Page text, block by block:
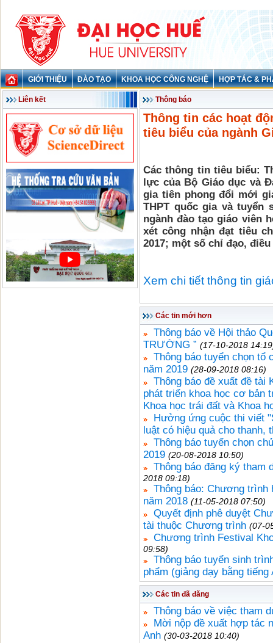
GIỚI THIỆU ĐÀO TẠO KHOA HỌC CÔNG NGHỆ HỢP TÁC &
Liên kết Thông báo
Thông tin các hoạt
tiêu biểu của ngành
Các thông tin tiêu biểu:
lực của Bộ Giáo dục và
gia tiên phong đổi mới
THPT quốc gia và tuyển
ngành đào tạo giáo viên
xét công nhận đạt tiêu
2017; một số chỉ đạo,
Xem chi tiết thông tin
Các tin mới hơn
Thông báo về Hội thảo
TRƯỜNG ” (17-10-2018
Thông báo tuyển chọn tổ
năm 2019 (28-09-2018 08:16)
Thông báo đề xuất đề tài
phát triển khoa học cơ bản
Khoa học trái đất và Khoa
Hưởng ứng cuộc thi viết
luật có hiệu quả cho thanh,
Thông báo tuyển chọn
2019 (20-08-2018 10:50)
Thông báo đăng ký tham
2018 09:18)
Thông báo: Chương trình
năm 2018 (11-05-2018 07:50)
Quyết định phê duyệt
tài thuộc Chương trình (07-
Chương trình Festival
09:58)
Thông báo tuyển sinh
phẩm (giảng dạy bằng tiếng
Các tin đã đăng
Thông báo về việc tham
Mời nộp đề xuất hợp tác
Anh (30-03-2018 10:40)